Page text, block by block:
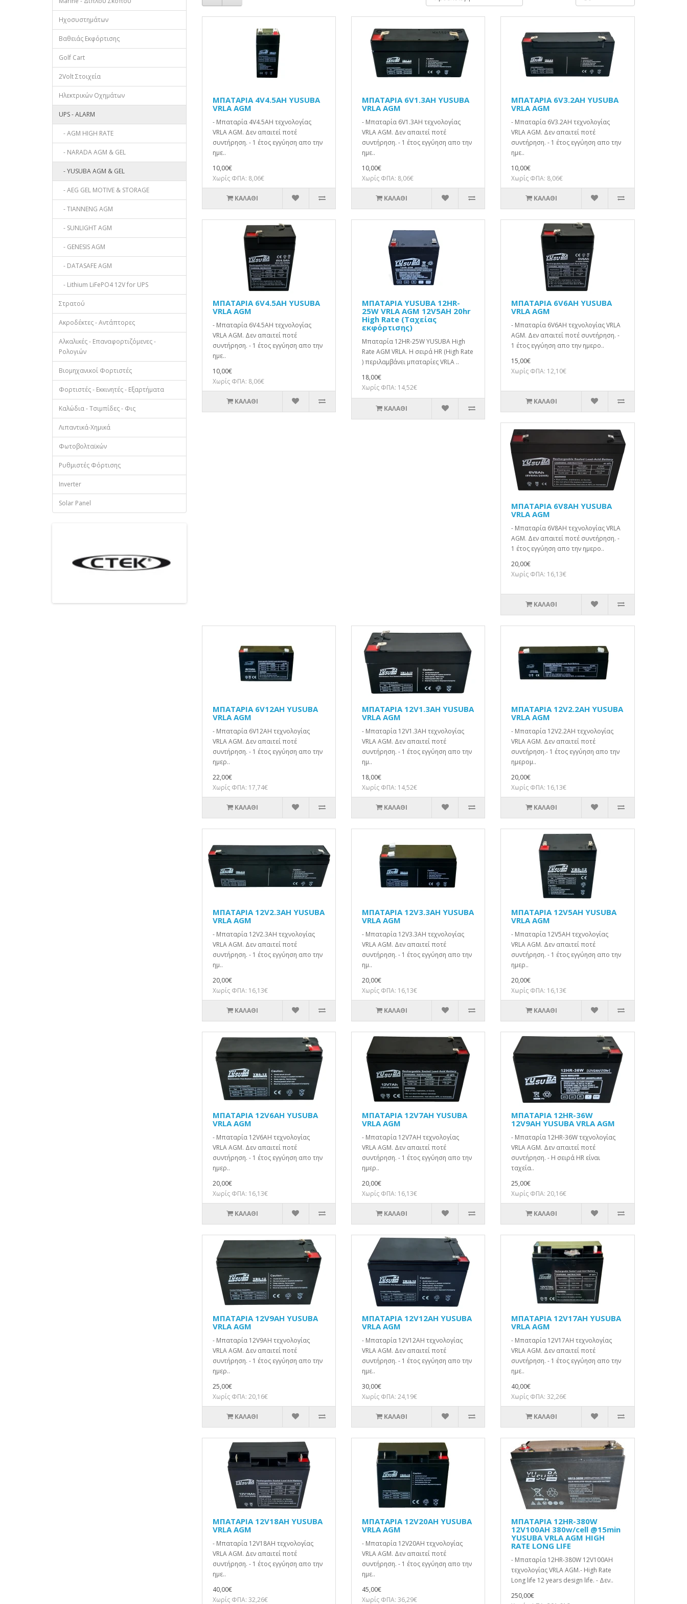
Ηχοσυστημάτων
Βαθειάς Εκφόρτισης
Golf Cart
2Volt Στοιχεία
Ηλεκτρικών Οχημάτων
UPS - ALARM
- AGM HIGH RATE
- NARADA AGM & GEL
- YUSUBA AGM & GEL
- AEG GEL MOTIVE & STORAGE
- TIANNENG AGM
- SUNLIGHT AGM
- GENESIS AGM
- DATASAFE AGM
- Lithium LiFePO4 12V for UPS
Στρατού
Ακροδέκτες - Αντάπτορες
Αλκαλικές - Επαναφορτιζόμενες -
Ρολογιών
Βιομηχανικοί Φορτιστές
Φορτιστές - Εκκινητές - Εξαρτήματα
Καλώδια - Τσιμπίδες - Φις
Λιπαντικά-Χημικά
Φωτοβολταϊκών
Ρυθμιστές Φόρτισης
Inverter
Solar Panel
ΜΠΑΤΑΡΙΑ 4V4.5AH YUSUBA
VRLA AGM
- Μπαταρία 4V4.5AH τεχνολογίας
VRLA AGM. Δεν απαιτεί ποτέ
συντήρηση. - 1 έτος εγγύηση απο την
ημε..
10,00€
Χωρίς ΦΠΑ: 8,06€
ΚΑΛΆΘΙ
ΜΠΑΤΑΡΙΑ 6V1.3AH YUSUBA
VRLA AGM
- Μπαταρία 6V1.3AH τεχνολογίας
VRLA AGM. Δεν απαιτεί ποτέ
συντήρηση. - 1 έτος εγγύηση απο την
ημε..
10,00€
Χωρίς ΦΠΑ: 8,06€
ΚΑΛΆΘΙ
ΜΠΑΤΑΡΙΑ 6V3.2AH YUSUBA
VRLA AGM
- Μπαταρία 6V3.2AH τεχνολογίας
VRLA AGM. Δεν απαιτεί ποτέ
συντήρηση. - 1 έτος εγγύηση απο την
ημε..
10,00€
Χωρίς ΦΠΑ: 8,06€
ΚΑΛΆΘΙ
ΜΠΑΤΑΡΙΑ 6V4.5AH YUSUBA
VRLA AGM
- Μπαταρία 6V4.5AH τεχνολογίας
VRLA AGM. Δεν απαιτεί ποτέ
συντήρηση. - 1 έτος εγγύηση απο την
ημε..
10,00€
Χωρίς ΦΠΑ: 8,06€
ΚΑΛΆΘΙ
ΜΠΑΤΑΡΙΑ YUSUBA 12HR-
25W VRLA AGM 12V5AH 20hr
High Rate (Ταχείας
εκφόρτισης)
Μπαταρία 12HR-25W YUSUBA High
Rate AGM VRLA. Η σειρά HR (High Rate
) περιλαμβάνει μπαταρίες VRLA ..
18,00€
Χωρίς ΦΠΑ: 14,52€
ΚΑΛΆΘΙ
ΜΠΑΤΑΡΙΑ 6V6AH YUSUBA
VRLA AGM
- Μπαταρία 6V6AH τεχνολογίας VRLA
AGM. Δεν απαιτεί ποτέ συντήρηση. -
1 έτος εγγύηση απο την ημερο..
15,00€
Χωρίς ΦΠΑ: 12,10€
ΚΑΛΆΘΙ
ΜΠΑΤΑΡΙΑ 6V8AH YUSUBA
VRLA AGM
- Μπαταρία 6V8AH τεχνολογίας VRLA
AGM. Δεν απαιτεί ποτέ συντήρηση. -
1 έτος εγγύηση απο την ημερο..
20,00€
Χωρίς ΦΠΑ: 16,13€
ΚΑΛΆΘΙ
ΜΠΑΤΑΡΙΑ 6V12AH YUSUBA
VRLA AGM
- Μπαταρία 6V12AH τεχνολογίας
VRLA AGM. Δεν απαιτεί ποτέ
συντήρηση. - 1 έτος εγγύηση απο την
ημερ..
22,00€
Χωρίς ΦΠΑ: 17,74€
ΚΑΛΆΘΙ
ΜΠΑΤΑΡΙΑ 12V1.3AH YUSUBA
VRLA AGM
- Μπαταρία 12V1.3AH τεχνολογίας
VRLA AGM. Δεν απαιτεί ποτέ
συντήρηση. - 1 έτος εγγύηση απο την
ημ..
18,00€
Χωρίς ΦΠΑ: 14,52€
ΚΑΛΆΘΙ
ΜΠΑΤΑΡΙΑ 12V2.2AH YUSUBA
VRLA AGM
- Μπαταρία 12V2.2AH τεχνολογίας
VRLA AGM. Δεν απαιτεί ποτέ
συντήρηση.- 1 έτος εγγύηση απο την
ημερομ..
20,00€
Χωρίς ΦΠΑ: 16,13€
ΚΑΛΆΘΙ
ΜΠΑΤΑΡΙΑ 12V2.3AH YUSUBA
VRLA AGM
- Μπαταρία 12V2.3AH τεχνολογίας
VRLA AGM. Δεν απαιτεί ποτέ
συντήρηση. - 1 έτος εγγύηση απο την
ημ..
20,00€
Χωρίς ΦΠΑ: 16,13€
ΚΑΛΆΘΙ
ΜΠΑΤΑΡΙΑ 12V3.3AH YUSUBA
VRLA AGM
- Μπαταρία 12V3.3AH τεχνολογίας
VRLA AGM. Δεν απαιτεί ποτέ
συντήρηση. - 1 έτος εγγύηση απο την
ημ..
20,00€
Χωρίς ΦΠΑ: 16,13€
ΚΑΛΆΘΙ
ΜΠΑΤΑΡΙΑ 12V5AH YUSUBA
VRLA AGM
- Μπαταρία 12V5AH τεχνολογίας
VRLA AGM. Δεν απαιτεί ποτέ
συντήρηση. - 1 έτος εγγύηση απο την
ημερ..
20,00€
Χωρίς ΦΠΑ: 16,13€
ΚΑΛΆΘΙ
ΜΠΑΤΑΡΙΑ 12V6AH YUSUBA
VRLA AGM
- Μπαταρία 12V6AH τεχνολογίας
VRLA AGM. Δεν απαιτεί ποτέ
συντήρηση. - 1 έτος εγγύηση απο την
ημερ..
20,00€
Χωρίς ΦΠΑ: 16,13€
ΚΑΛΆΘΙ
ΜΠΑΤΑΡΙΑ 12V7AH YUSUBA
VRLA AGM
- Μπαταρία 12V7AH τεχνολογίας
VRLA AGM. Δεν απαιτεί ποτέ
συντήρηση. - 1 έτος εγγύηση απο την
ημερ..
20,00€
Χωρίς ΦΠΑ: 16,13€
ΚΑΛΆΘΙ
ΜΠΑΤΑΡΙΑ 12HR-36W
12V9AH YUSUBA VRLA AGM
- Μπαταρία 12HR-36W τεχνολογίας
VRLA AGM. Δεν απαιτεί ποτέ
συντήρηση. - Η σειρά HR είναι
ταχεία..
25,00€
Χωρίς ΦΠΑ: 20,16€
ΚΑΛΆΘΙ
ΜΠΑΤΑΡΙΑ 12V9AH YUSUBA
VRLA AGM
- Μπαταρία 12V9AH τεχνολογίας
VRLA AGM. Δεν απαιτεί ποτέ
συντήρηση. - 1 έτος εγγύηση απο την
ημερ..
25,00€
Χωρίς ΦΠΑ: 20,16€
ΚΑΛΆΘΙ
ΜΠΑΤΑΡΙΑ 12V12AH YUSUBA
VRLA AGM
- Μπαταρία 12V12AH τεχνολογίας
VRLA AGM. Δεν απαιτεί ποτέ
συντήρηση. - 1 έτος εγγύηση απο την
ημε..
30,00€
Χωρίς ΦΠΑ: 24,19€
ΚΑΛΆΘΙ
ΜΠΑΤΑΡΙΑ 12V17AH YUSUBA
VRLA AGM
- Μπαταρία 12V17AH τεχνολογίας
VRLA AGM. Δεν απαιτεί ποτέ
συντήρηση. - 1 έτος εγγύηση απο την
ημε..
40,00€
Χωρίς ΦΠΑ: 32,26€
ΚΑΛΆΘΙ
ΜΠΑΤΑΡΙΑ 12V18AH YUSUBA
VRLA AGM
- Μπαταρία 12V18AH τεχνολογίας
VRLA AGM. Δεν απαιτεί ποτέ
συντήρηση. - 1 έτος εγγύηση απο την
ημε..
40,00€
Χωρίς ΦΠΑ: 32,26€
ΜΠΑΤΑΡΙΑ 12V20AH YUSUBA
VRLA AGM
- Μπαταρία 12V20AH τεχνολογίας
VRLA AGM. Δεν απαιτεί ποτέ
συντήρηση. - 1 έτος εγγύηση απο την
ημε..
45,00€
Χωρίς ΦΠΑ: 36,29€
ΜΠΑΤΑΡΙΑ 12HR-380W
12V100AH 380w/cell @15min
YUSUBA VRLA AGM HIGH
RATE LONG LIFE
- Μπαταρία 12HR-380W 12V100AH
τεχνολογίας VRLA AGM.- High Rate
Long life 12 years design life. - Δεν..
250,00€